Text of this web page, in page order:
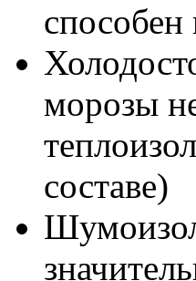
способен
морозы
составе)